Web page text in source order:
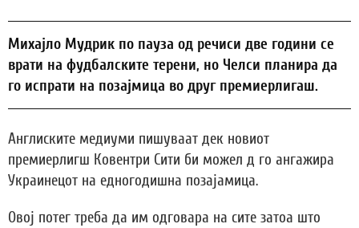
Михајло Мудрик по пауза од речиси две години се
врати на фудбалските терени, но Челси планира да
го испрати на позајмица во друг премиерлигаш.
Англиските медиуми пишуваат дек новиот
премиерлигш Ковентри Сити би можел д го ангажира
Украинецот на едногодишна позајамица.
Овој потег треба да им одговара на сите затоа што